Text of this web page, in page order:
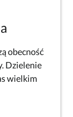
obecność
Dzielenie
wielkim